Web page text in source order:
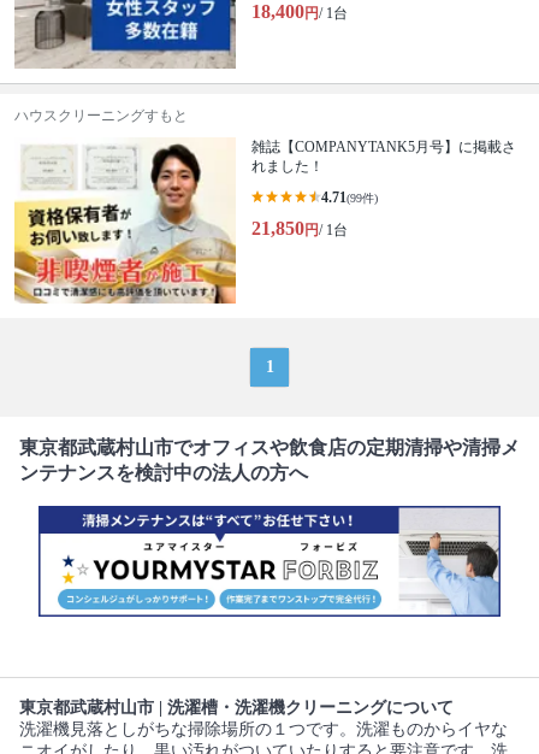
18,400円/ 1台
ハウスクリーニングすもと
雑誌【COMPANYTANK5月号】に掲載さ
れました！
4.71(99件)
21,850円/ 1台
1
東京都武蔵村山市でオフィスや飲食店の定期清掃や清掃メ
ンテナンスを検討中の法人の方へ
東京都武蔵村山市 | 洗濯槽・洗濯機クリーニングについて
洗濯機見落としがちな掃除場所の１つです。洗濯ものからイヤな